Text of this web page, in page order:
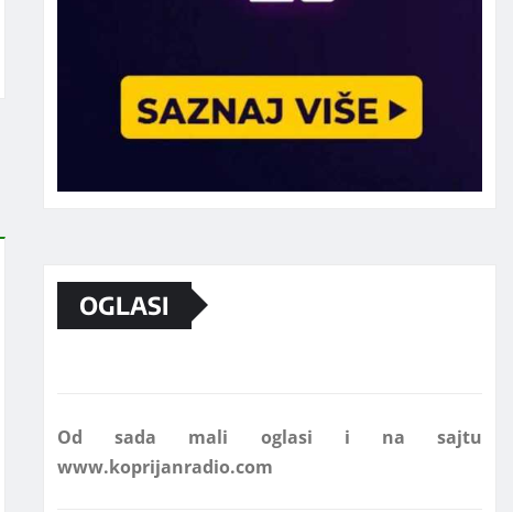
OGLASI
Marketing telefon 062 463 002